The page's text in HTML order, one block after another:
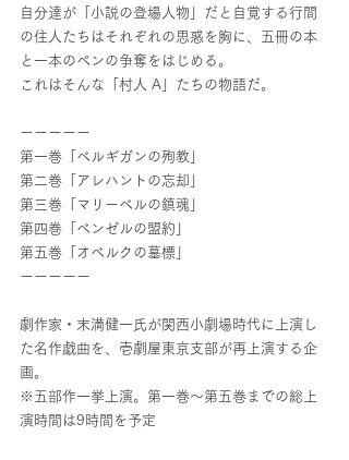
自分達が「小説の登場人物」だと自覚する行間
の住人たちはそれぞれの思惑を胸に、五冊の本
と一本のペンの争奪をはじめる。
これはそんな「村人 A」たちの物語だ。
ーーーーー
第一巻「ベルギガンの殉教」
第二巻「アレハントの忘却」
第三巻「マリーベルの鎮魂」
第四巻「ベンゼルの盟約」
第五巻「オベルクの墓標」
ーーーーー
劇作家・末満健一氏が関西小劇場時代に上演し
た名作戯曲を、壱劇屋東京支部が再上演する企
画。
※五部作一挙上演。第一巻～第五巻までの総上
演時間は9時間を予定